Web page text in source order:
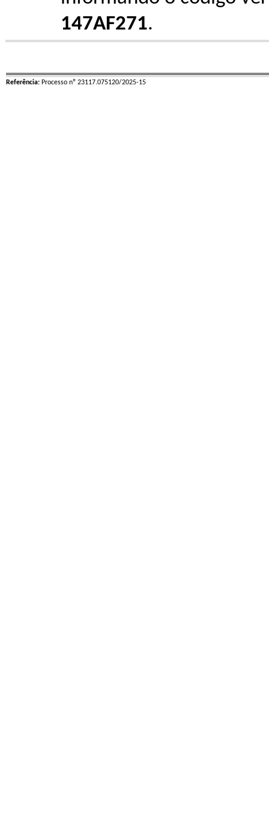
147AF271.
Referência: Processo nº 23117.075120/2025-15